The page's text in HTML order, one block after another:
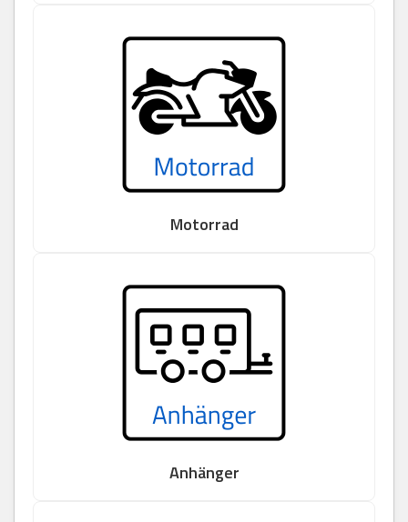
Motorrad
Anhänger